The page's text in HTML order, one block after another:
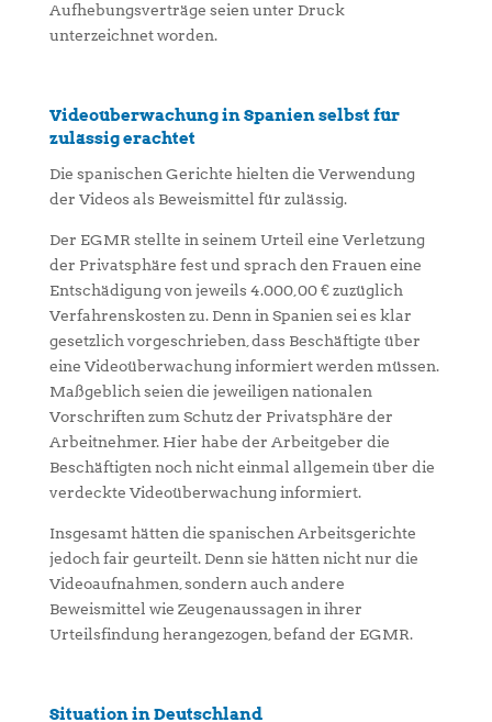
Aufhebungsverträge seien unter Druck
unterzeichnet worden.
Videoüberwachung in Spanien selbst für
zulässig erachtet
Die spanischen Gerichte hielten die Verwendung
der Videos als Beweismittel für zulässig.
Der EGMR stellte in seinem Urteil eine Verletzung
der Privatsphäre fest und sprach den Frauen eine
Entschädigung von jeweils 4.000,00 € zuzüglich
Verfahrenskosten zu. Denn in Spanien sei es klar
gesetzlich vorgeschrieben, dass Beschäftigte über
eine Videoüberwachung informiert werden müssen.
Maßgeblich seien die jeweiligen nationalen
Vorschriften zum Schutz der Privatsphäre der
Arbeitnehmer. Hier habe der Arbeitgeber die
Beschäftigten noch nicht einmal allgemein über die
verdeckte Videoüberwachung informiert.
Insgesamt hätten die spanischen Arbeitsgerichte
jedoch fair geurteilt. Denn sie hätten nicht nur die
Videoaufnahmen, sondern auch andere
Beweismittel wie Zeugenaussagen in ihrer
Urteilsfindung herangezogen, befand der EGMR.
Situation in Deutschland